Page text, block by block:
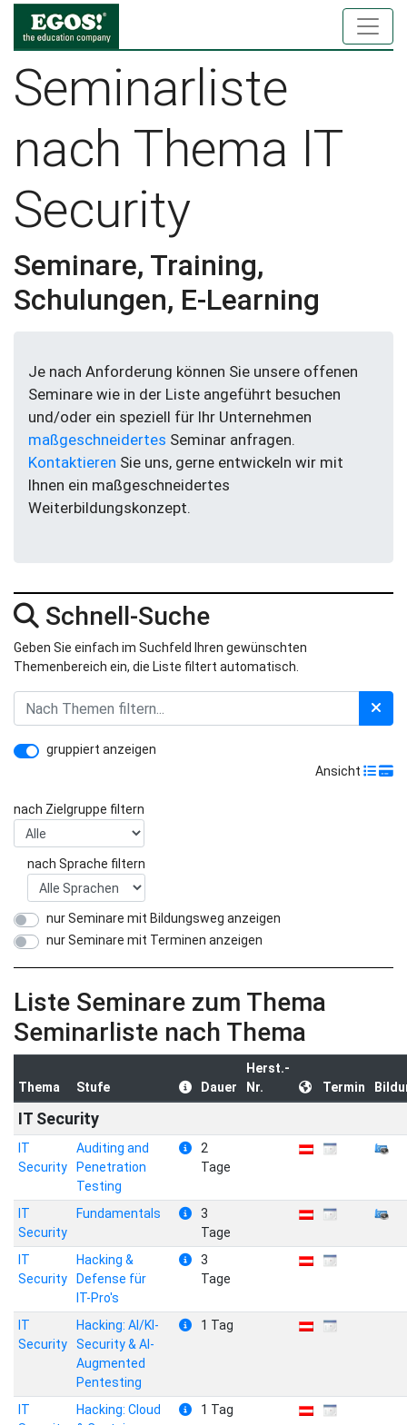
Seminarliste
nach Thema IT
Security
Seminare, Training,
Schulungen, E-Learning
Je nach Anforderung können Sie unsere offenen
Seminare wie in der Liste angeführt besuchen
und/oder ein speziell für Ihr Unternehmen
maßgeschneidertes Seminar anfragen.
Kontaktieren Sie uns, gerne entwickeln wir mit
Ihnen ein maßgeschneidertes
Weiterbildungskonzept.
Schnell-Suche
Geben Sie einfach im Suchfeld Ihren gewünschten
Themenbereich ein, die Liste filtert automatisch.
gruppiert anzeigen
Ansicht
nach Zielgruppe filtern
nach Sprache filtern
nur Seminare mit Bildungsweg anzeigen
nur Seminare mit Terminen anzeigen
Liste Seminare zum Thema
Seminarliste nach Thema
Thema Stufe Dauer
Herst.-
Nr.
Termin
IT Security
IT
Security
Auditing and
Penetration
Testing
2
Tage
IT
Security
Fundamentals
3
Tage
IT
Security
Hacking &
Defense für
IT-Pro's
3
Tage
IT
Security
Hacking: AI/KI-
Security & AI-
Augmented
Pentesting
1 Tag
IT
Hacking: Cloud
1 Tag